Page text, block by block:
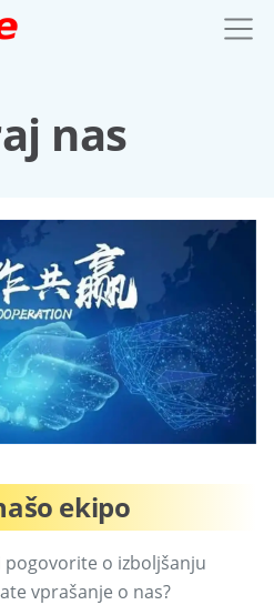
nas
ekipo
o izboljšanju
vprašanje o nas?